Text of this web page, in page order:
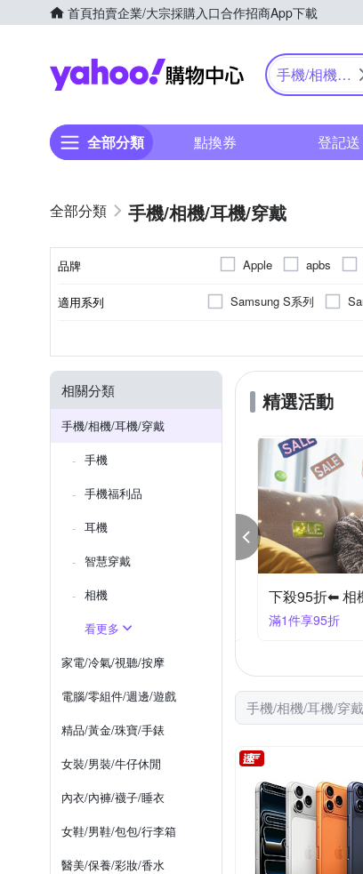
首頁拍賣企業/大宗採購入口合作招商App下載
Yahoo購物中心
手機/相機/
全部分類 點換券 登記送
手機/相機/耳機/穿戴
品牌 Apple apbs
E-books
Panasonic 國際牌
Xiaomi 小米
適用系列 Samsung S系列
iPhone 16 Pro Max
iPhone 12 Pro Max
OPPO A系列
htc
iPhone XS Max
相關分類
手機/相機/耳機/穿戴
手機
手機福利品
耳機
智慧穿戴
相機
看更多
家電/冷氣/視聽/按摩
電腦/零組件/週邊/遊戲
精品/黃金/珠寶/手錶
女裝/男裝/牛仔休閒
內衣/內褲/襪子/睡衣
女鞋/男鞋/包包/行李箱
醫美/保養/彩妝/香水
精選活動
下殺95折⬅︎ 相
滿1件享95折
手機/相機/耳機/穿